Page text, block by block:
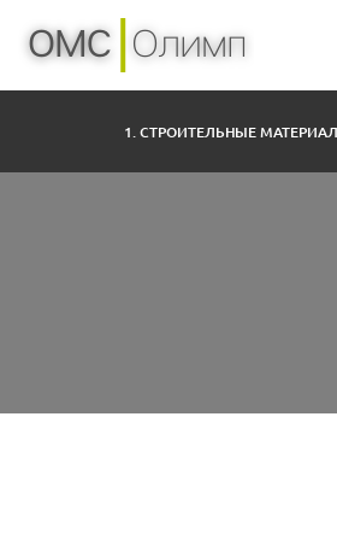
1. СТРОИТЕЛЬНЫЕ